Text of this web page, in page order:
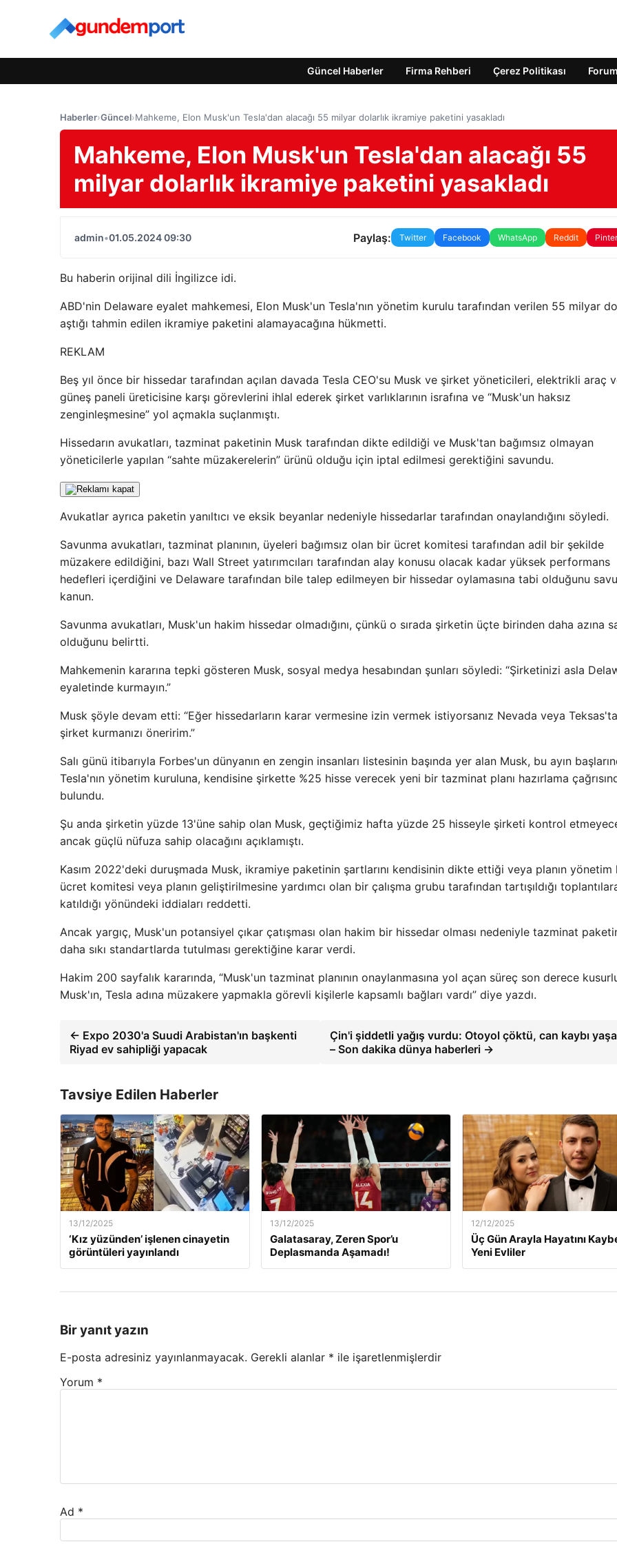
Güncel Haberler Firma Rehberi Çerez Politikası Forum
Haberler›Güncel›Mahkeme, Elon Musk'un Tesla'dan alacağı 55 milyar dolarlık ikramiye paketini yasakladı
Mahkeme, Elon Musk'un Tesla'dan alacağı 55
milyar dolarlık ikramiye paketini yasakladı
admin•01.05.2024 09:30 Paylaş: Twitter Facebook WhatsApp Reddit
Bu haberin orijinal dili İngilizce idi.
ABD'nin Delaware eyalet mahkemesi, Elon Musk'un Tesla'nın yönetim kurulu tarafından verilen 55 milyar
aştığı tahmin edilen ikramiye paketini alamayacağına hükmetti.
REKLAM
Beş yıl önce bir hissedar tarafından açılan davada Tesla CEO'su Musk ve şirket yöneticileri, elektrikli araç
güneş paneli üreticisine karşı görevlerini ihlal ederek şirket varlıklarının israfına ve “Musk'un haksız
zenginleşmesine” yol açmakla suçlanmıştı.
Hissedarın avukatları, tazminat paketinin Musk tarafından dikte edildiği ve Musk'tan bağımsız olmayan
yöneticilerle yapılan “sahte müzakerelerin” ürünü olduğu için iptal edilmesi gerektiğini savundu.
Avukatlar ayrıca paketin yanıltıcı ve eksik beyanlar nedeniyle hissedarlar tarafından onaylandığını söyledi.
Savunma avukatları, tazminat planının, üyeleri bağımsız olan bir ücret komitesi tarafından adil bir şekilde
müzakere edildiğini, bazı Wall Street yatırımcıları tarafından alay konusu olacak kadar yüksek performans
hedefleri içerdiğini ve Delaware tarafından bile talep edilmeyen bir hissedar oylamasına tabi olduğunu
kanun.
Savunma avukatları, Musk'un hakim hissedar olmadığını, çünkü o sırada şirketin üçte birinden daha azına
olduğunu belirtti.
Mahkemenin kararına tepki gösteren Musk, sosyal medya hesabından şunları söyledi: “Şirketinizi asla
eyaletinde kurmayın.”
Musk şöyle devam etti: “Eğer hissedarların karar vermesine izin vermek istiyorsanız Nevada veya
şirket kurmanızı öneririm.”
Salı günü itibarıyla Forbes'un dünyanın en zengin insanları listesinin başında yer alan Musk, bu ayın
Tesla'nın yönetim kuruluna, kendisine şirkette %25 hisse verecek yeni bir tazminat planı hazırlama
bulundu.
Şu anda şirketin yüzde 13'üne sahip olan Musk, geçtiğimiz hafta yüzde 25 hisseyle şirketi kontrol
ancak güçlü nüfuza sahip olacağını açıklamıştı.
Kasım 2022'deki duruşmada Musk, ikramiye paketinin şartlarını kendisinin dikte ettiği veya planın yönetim
ücret komitesi veya planın geliştirilmesine yardımcı olan bir çalışma grubu tarafından tartışıldığı
katıldığı yönündeki iddiaları reddetti.
Ancak yargıç, Musk'un potansiyel çıkar çatışması olan hakim bir hissedar olması nedeniyle tazminat
daha sıkı standartlarda tutulması gerektiğine karar verdi.
Hakim 200 sayfalık kararında, “Musk'un tazminat planının onaylanmasına yol açan süreç son derece
Musk'ın, Tesla adına müzakere yapmakla görevli kişilerle kapsamlı bağları vardı” diye yazdı.
← Expo 2030'a Suudi Arabistan'ın başkenti
Riyad ev sahipliği yapacak
Çin'i şiddetli yağış vurdu: Otoyol çöktü, can kaybı
– Son dakika dünya haberleri →
Tavsiye Edilen Haberler
13/12/2025
‘Kız yüzünden’ işlenen cinayetin
görüntüleri yayınlandı
13/12/2025
Galatasaray, Zeren Spor’u
Deplasmanda Aşamadı!
12/12/2025
Üç Gün Arayla Hayatını
Yeni Evliler
Bir yanıt yazın
E-posta adresiniz yayınlanmayacak. Gerekli alanlar * ile işaretlenmişlerdir
Yorum *
Ad *